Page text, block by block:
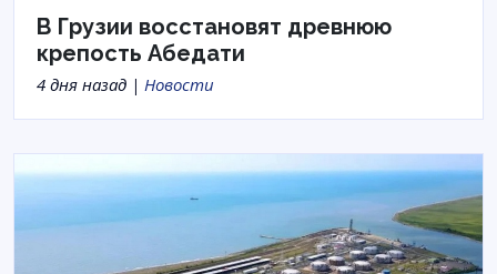
В Грузии восстановят древнюю
крепость Абедати
4 дня назад | Новости